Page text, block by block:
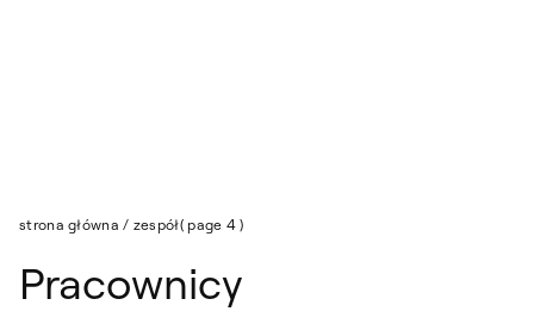
strona główna / zespół( page 4 )
Pracownicy